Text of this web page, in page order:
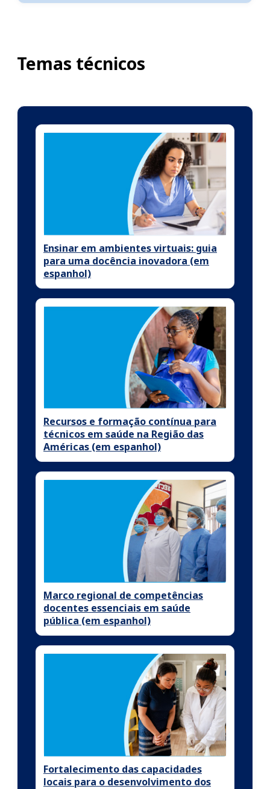
Temas técnicos
Ensinar em ambientes virtuais: guia
para uma docência inovadora (em
espanhol)
Recursos e formação contínua para
técnicos em saúde na Região das
Américas (em espanhol)
Marco regional de competências
docentes essenciais em saúde
pública (em espanhol)
Fortalecimento das capacidades
locais para o desenvolvimento dos